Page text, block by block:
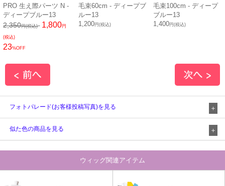
PRO 生え際パーツ N -
ディープブルー13
2,350円(税込) 1,800円
(税込)
23%OFF
毛束60cm - ディープブ
ルー13
1,200円(税込)
毛束100cm - ディープ
ブルー13
1,400円(税込)
フォトパレード(お客様投稿写真)を見る
似た色の商品を見る
ウィッグ関連アイテム